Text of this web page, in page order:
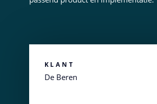
KLANT
De Beren